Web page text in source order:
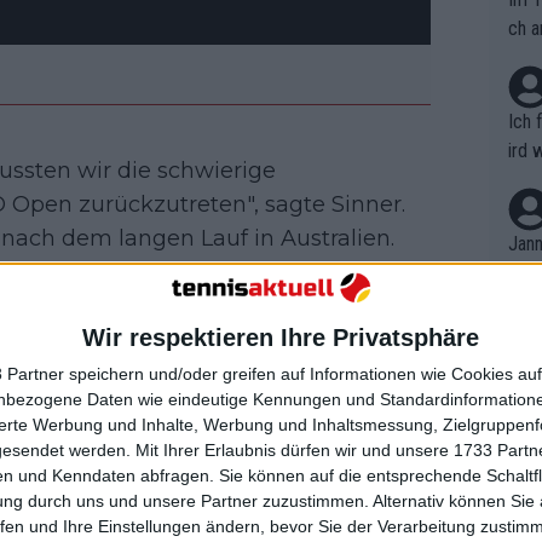
Wir respektieren Ihre Privatsphäre
Partner speichern und/oder greifen auf Informationen wie Cookies
Daten wie eindeutige Kennungen und
Werbung und Inhalte, Werbung und Inhaltsmessung,
werden. Mit Ihrer Erlaubnis dürfen wir und unsere 1733
und Kenndaten abfragen. Sie können auf die entsprechende
durch uns und unsere Partner zuzustimmen. Alternativ können Sie
und Ihre Einstellungen ändern, bevor Sie der Verarbeitung
wir die schwierige
zurückzutreten", sagte Sinner.
dem langen Lauf in Australien.
vor einem unglaublichen
und hoffe, bald wieder dorthin
und dem ganzen Team eine tolle
Australian Open waren lang und hart
uns sehr Schade, dass er aufgrund
kann."
ch
Ich
ird
r in
em
t,
B.
on
n
nt.